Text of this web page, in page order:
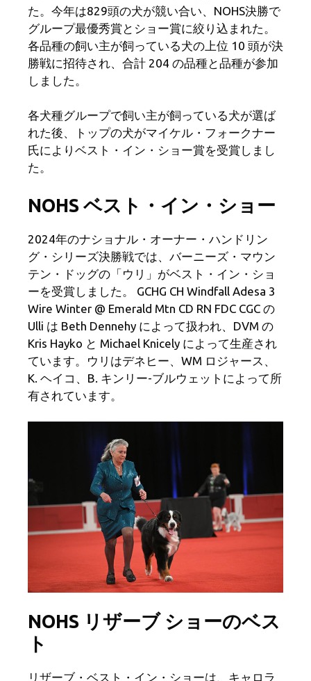
た。今年は829頭の犬が競い合い、NOHS決勝で
グループ最優秀賞とショー賞に絞り込まれた。
各品種の飼い主が飼っている犬の上位 10 頭が決
勝戦に招待され、合計 204 の品種と品種が参加
しました。
各犬種グループで飼い主が飼っている犬が選ば
れた後、トップの犬がマイケル・フォークナー
氏によりベスト・イン・ショー賞を受賞しまし
た。
NOHS ベスト・イン・ショー
2024年のナショナル・オーナー・ハンドリン
グ・シリーズ決勝戦では、バーニーズ・マウン
テン・ドッグの「ウリ」がベスト・イン・ショ
ーを受賞しました。 GCHG CH Windfall Adesa 3
Wire Winter @ Emerald Mtn CD RN FDC CGC の
Ulli は Beth Dennehy によって扱われ、DVM の
Kris Hayko と Michael Knicely によって生産され
ています。ウリはデネヒー、WM ロジャース、
K. ヘイコ、B. キンリー-ブルウェットによって所
有されています。
NOHS リザーブ ショーのベス
ト
リザーブ・ベスト・イン・ショーは、キャロラ